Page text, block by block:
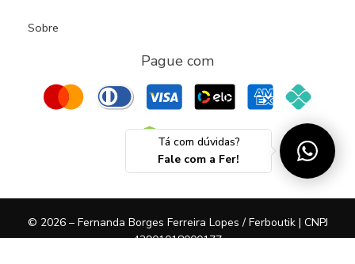
Sobre
Pague com
© 2026 – Fernanda Borges Ferreira Lopes / Ferboutik | CNPJ
43901018000177
Tá com dúvidas?
Fale com a Fer!